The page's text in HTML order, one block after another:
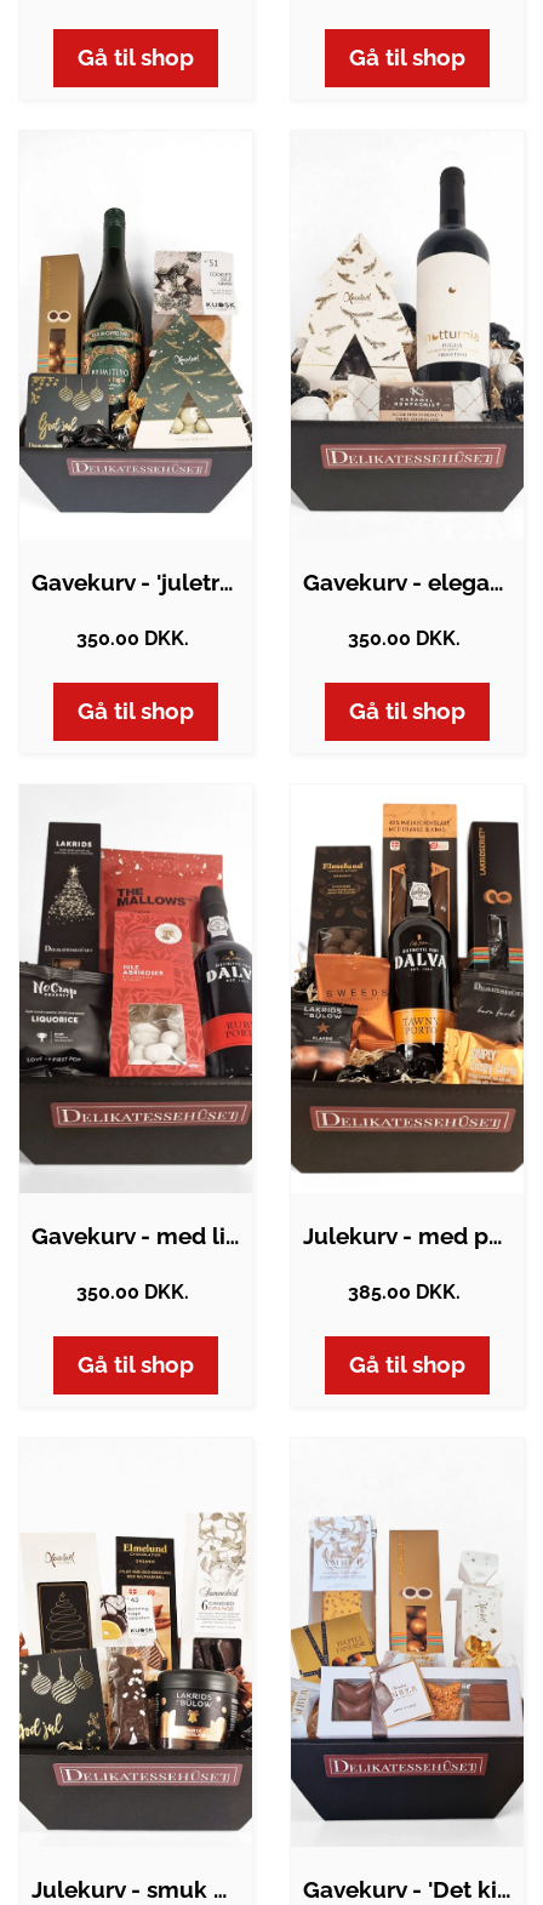
Gå til shop Gå til shop
Gavekurv - 'juletræet med sin pynt'
350.00 DKK.
Gå til shop
Gavekurv - elegant lille julehilsen med…
350.00 DKK.
Gå til shop
Gavekurv - med lille flaske portvin og…
350.00 DKK.
Gå til shop
Julekurv - med portvin, lakrids og…
385.00 DKK.
Gå til shop
Julekurv - smuk gavekurv med danske… Gavekurv - 'Det kimer nu til julefest'